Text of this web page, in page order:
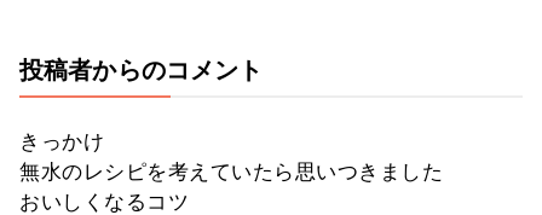
投稿者からのコメント
きっかけ
無水のレシピを考えていたら思いつきました
おいしくなるコツ